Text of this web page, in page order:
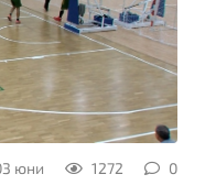
юни 1272 0